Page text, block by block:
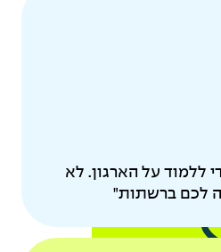
ללמוד על הארגון. לא
לכם ברשתות"